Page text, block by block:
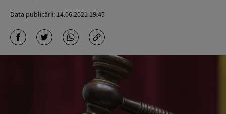
Data publicării: 14.06.2021 19:45